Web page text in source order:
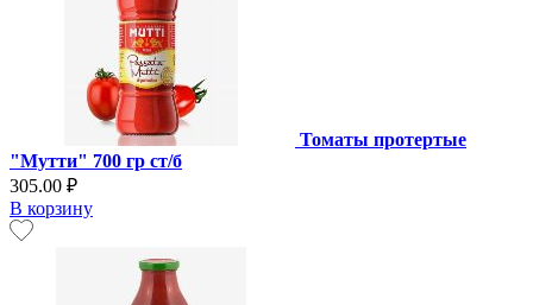
Томаты протертые
"Мутти" 700 гр ст/б
305.00 ₽
В корзину